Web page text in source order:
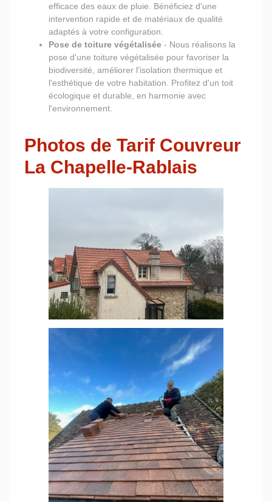
efficace des eaux de pluie. Bénéficiez d'une
intervention rapide et de matériaux de qualité
adaptés à votre configuration.
Pose de toiture végétalisée - Nous réalisons la
pose d'une toiture végétalisée pour favoriser la
biodiversité, améliorer l'isolation thermique et
l'esthétique de votre habitation. Profitez d'un toit
écologique et durable, en harmonie avec
l'environnement.
Photos de Tarif Couvreur
La Chapelle-Rablais